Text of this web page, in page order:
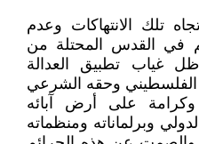
تلك الانتهاكات وعدم
في القدس المحتلة من
غياب تطبيق العدالة
الفلسطيني وحقه الشرعي
وكرامة على أرض آبائه
وبرلماناته ومنظماته